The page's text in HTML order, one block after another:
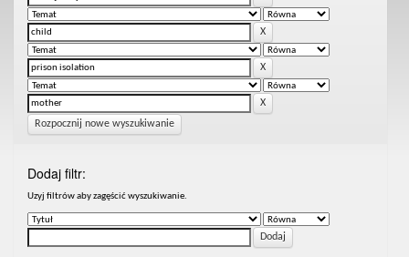
Rozpocznij nowe wyszukiwanie
Dodaj filtr:
Uzyj filtrów aby zagęścić wyszukiwanie.